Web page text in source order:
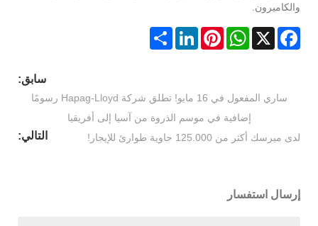
والكاميرون.
Facebook
X
WhatsApp
Pinterest
LinkedIn
Share
سابق:
ساري المفعول في 16 مايو! تطلق شركة Hapag-Lloyd رسومًا
إضافية في موسم الذروة من آسيا إلى أفريقيا
التالي: لدى ميرسك أكثر من 125.000 حاوية طوارئ للإيجار!
إرسال استفسار